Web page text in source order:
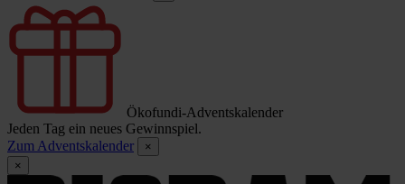
Ökofundi-Adventskalender
Jeden Tag ein neues Gewinnspiel.
Zum Adventskalender
×
×